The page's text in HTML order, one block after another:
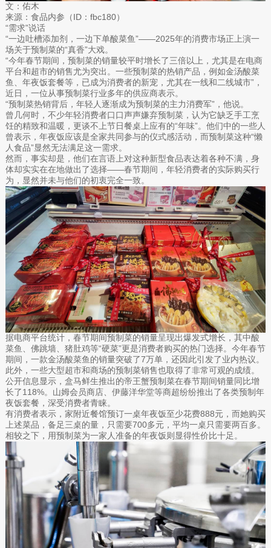
文：佑木
来源：食品内参（ID：fbc180）
“需求”说话
“一边吐槽添加剂，一边下单酸菜鱼”——2025年的消费市场正上演一
场关于预制菜的“真香”大戏。
“今年春节期间，预制菜的销量较平时增长了三倍以上，尤其是在电商
平台和超市的销售尤为突出。一些预制菜的热销产品，例如金汤酸菜
鱼、年夜饭套餐等，已成为消费者的新宠，尤其在一线和二线城市”，
近日，一位从事预制菜行业多年的供应商表示。
“预制菜热销背后，年轻人逐渐成为预制菜的主力消费军”，他说。
曾几何时，不少年轻消费者口口声声嫌弃预制菜，认为它缺乏手工烹
饪的精致和温暖，更谈不上节日餐桌上应有的“年味”。他们中的一些人
曾表示，年夜饭应该是全家共同参与的仪式感活动，而预制菜这种“懒
人食品”显然无法满足这一需求。
然而，事实却是，他们在言语上对这种新型食品表达着各种不满，身
体却实实在在地做出了选择——春节期间，年轻消费者的实际购买行
为，显然并未与他们的初衷完全一致。
据电商平台统计，春节期间预制菜的销量呈现出爆发式增长，其中酸
菜鱼、佛跳墙、猪肚鸡等“硬菜”更是消费者购买的热门选择。今年春节
期间，一款金汤酸菜鱼的销量突破了7万单，还因此引发了业内热议。
此外，一些大型超市和商场的预制菜销售也取得了非常可观的成绩。
公开信息显示，盒马鲜生推出的帝王蟹预制菜在春节期间销量同比增
长了118%。山姆会员商店、伊藤洋华堂等商超纷纷推出了各类预制年
夜饭套餐，深受消费者青睐。
有消费者表示，家附近餐馆预订一桌年夜饭至少花费888元，而她购买
上述菜品，备足三桌的量，只需要700多元，平均一桌只需要两百多。
相较之下，用预制菜为一家人准备的年夜饭则显得性价比十足。